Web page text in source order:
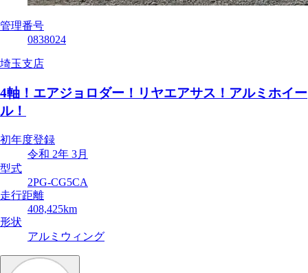
管理番号
0838024
埼玉支店
4軸！エアジョロダー！リヤエアサス！アルミホイー
ル！
初年度登録
令和 2年 3月
型式
2PG-CG5CA
走行距離
408,425km
形状
アルミウィング